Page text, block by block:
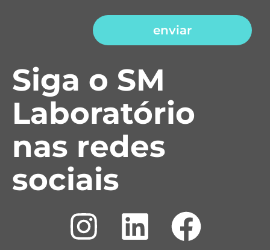
enviar
Siga o SM
Laboratório
nas redes
sociais